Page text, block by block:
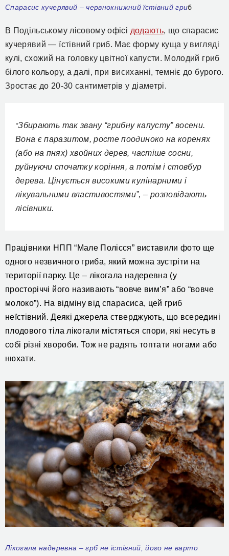
Спарасис кучерявий – червнокнижний їстівний гриб
В Подільському лісовому офісі додають, що спарасис
кучерявий — їстівний гриб. Має форму куща у вигляді
кулі, схожий на головку цвітної капусти. Молодий гриб
білого кольору, а далі, при висиханні, темніє до бурого.
Зростає до 20-30 сантиметрів у діаметрі.
“Збирають так звану “грибну капусту” восени.
Вона є паразитом, росте поодиноко на коренях
(або на пнях) хвойних дерев, частіше сосни,
руйнуючи спочатку коріння, а потім і стовбур
дерева. Цінується високими кулінарними і
лікувальними властивостями”, – розповідають
лісівники.
Працівники НПП “Мале Полісся” виставилифото ще
одного незвичного гриба, який можна зустріти на
території парку. Це – лікогала надеревна (у
просторіччі його називають “вовче вим’я”або “вовче
молоко”). На відміну від спарасиса, цей гриб
неїстівний. Деякі джерела стверджують, що всередині
плодового тіла лікогали містяться спори, які несуть в
собі різні хвороби. Тож не радять топтати ногами або
нюхати.
Лікогала надеревна – грб не їстівний, його не варто